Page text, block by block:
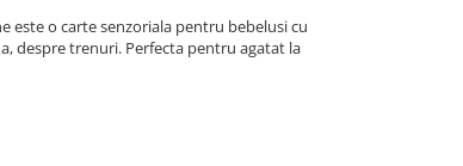
este o carte senzoriala pentru bebelusi cu
despre trenuri. Perfecta pentru agatat la